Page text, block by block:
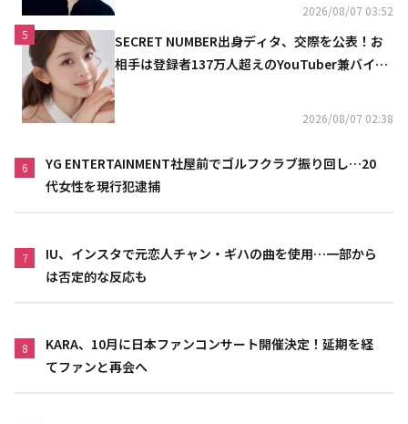
2026/08/07 03:52
5
SECRET NUMBER出身ディタ、交際を公表！お
相手は登録者137万人超えのYouTuber兼バイオ
2026/08/07 02:38
6
YG ENTERTAINMENT社屋前でゴルフクラブ振り回し…20
代女性を現行犯逮捕
7
IU、インスタで元恋人チャン・ギハの曲を使用…一部から
は否定的な反応も
8
KARA、10月に日本ファンコンサート開催決定！延期を経
てファンと再会へ